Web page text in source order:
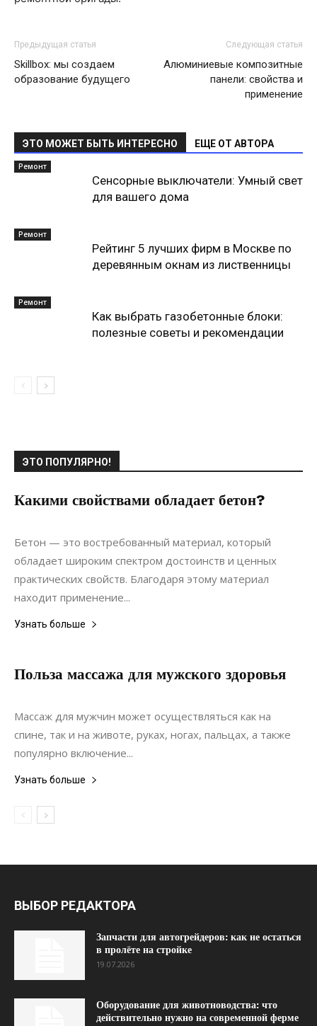
Предыдущая статья
Skillbox: мы создаем
образование будущего
Следующая статья
Алюминиевые композитные
панели: свойства и
применение
ЭТО МОЖЕТ БЫТЬ ИНТЕРЕСНО ЕЩЕ ОТ АВТОРА
Ремонт
Сенсорные выключатели: Умный свет
для вашего дома
Ремонт
Рейтинг 5 лучших фирм в Москве по
деревянным окнам из лиственницы
Ремонт
Как выбрать газобетонные блоки:
полезные советы и рекомендации
ЭТО ПОПУЛЯРНО!
Какими свойствами обладает бетон?
20.07.2021
Бетон — это востребованный материал, который
обладает широким спектром достоинств и ценных
практических свойств. Благодаря этому материал
находит применение...
Узнать больше
Польза массажа для мужского здоровья
05.04.2019
Массаж для мужчин может осуществляться как на
спине, так и на животе, руках, ногах, пальцах, а также
популярно включение...
Узнать больше
ВЫБОР РЕДАКТОРА
Запчасти для автогрейдеров: как не остаться
в пролёте на стройке
19.07.2026
Оборудование для животноводства: что
действительно нужно на современной ферме